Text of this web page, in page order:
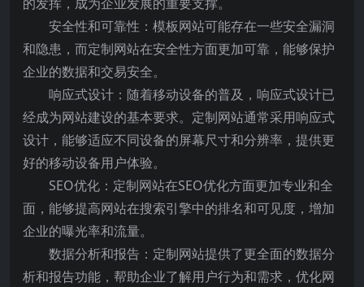
安全性和可靠性：模板网站可能存在一些安全漏洞
和隐患，而定制网站在安全性方面更加可靠，能够保护
企业的数据和交易安全。
响应式设计：随着移动设备的普及，响应式设计已
经成为网站建设的基本要求。定制网站通常采用响应式
设计，能够适应不同设备的屏幕尺寸和分辨率，提供更
好的移动设备用户体验。
SEO优化：定制网站在SEO优化方面更加专业和全
面，能够提高网站在搜索引擎中的排名和可见度，增加
企业的曝光率和流量。
数据分析和报告：定制网站提供了更全面的数据分
析和报告功能，帮助企业了解用户行为和需求，优化网